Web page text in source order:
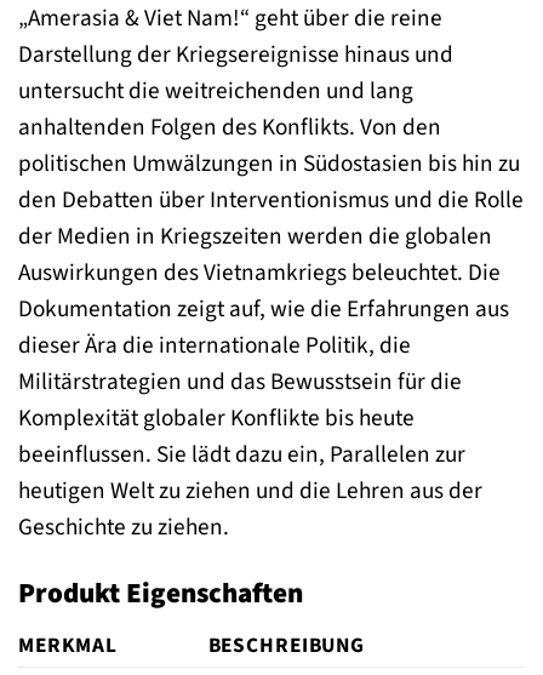
„Amerasia & Viet Nam!“ geht über die reine
Darstellung der Kriegsereignisse hinaus und
untersucht die weitreichenden und lang
anhaltenden Folgen des Konflikts. Von den
politischen Umwälzungen in Südostasien bis hin zu
den Debatten über Interventionismus und die Rolle
der Medien in Kriegszeiten werden die globalen
Auswirkungen des Vietnamkriegs beleuchtet. Die
Dokumentation zeigt auf, wie die Erfahrungen aus
dieser Ära die internationale Politik, die
Militärstrategien und das Bewusstsein für die
Komplexität globaler Konflikte bis heute
beeinflussen. Sie lädt dazu ein, Parallelen zur
heutigen Welt zu ziehen und die Lehren aus der
Geschichte zu ziehen.
Produkt Eigenschaften
MERKMAL
BESCHREIBUNG